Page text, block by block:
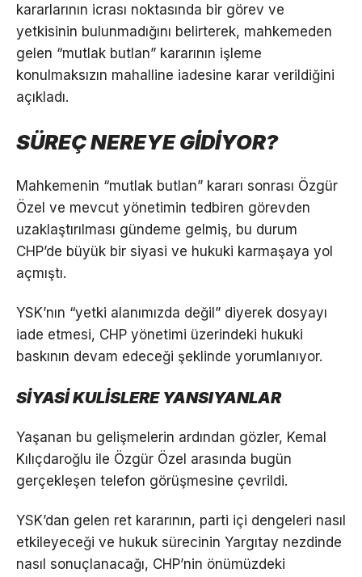
kararlarının icrası noktasında bir görev ve
yetkisinin bulunmadığını belirterek, mahkemeden
gelen “mutlak butlan” kararının işleme
konulmaksızın mahalline iadesine karar verildiğini
açıkladı.
SÜREÇ NEREYE GİDİYOR?
Mahkemenin “mutlak butlan” kararı sonrası Özgür
Özel ve mevcut yönetimin tedbiren görevden
uzaklaştırılması gündeme gelmiş, bu durum
CHP’de büyük bir siyasi ve hukuki karmaşaya yol
açmıştı.
YSK’nın “yetki alanımızda değil” diyerek dosyayı
iade etmesi, CHP yönetimi üzerindeki hukuki
baskının devam edeceği şeklinde yorumlanıyor.
SİYASİ KULİSLERE YANSIYANLAR
Yaşanan bu gelişmelerin ardından gözler, Kemal
Kılıçdaroğlu ile Özgür Özel arasında bugün
gerçekleşen telefon görüşmesine çevrildi.
YSK’dan gelen ret kararının, parti içi dengeleri nasıl
etkileyeceği ve hukuk sürecinin Yargıtay nezdinde
nasıl sonuçlanacağı, CHP’nin önümüzdeki